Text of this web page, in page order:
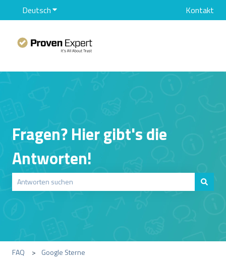
DeutschUntermenü für Übersetzungen anzeigenKontakt
Fragen? Hier gibt's die
Antworten!
FAQ Google Sterne